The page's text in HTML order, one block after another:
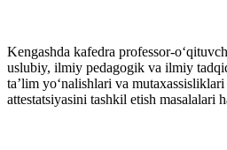
Kengashda kafedra professor-
uslubiy, ilmiy pedagogik va ilmiy
ta’lim yo‘nalishlari va
attestatsiyasini tashkil etish masalalari